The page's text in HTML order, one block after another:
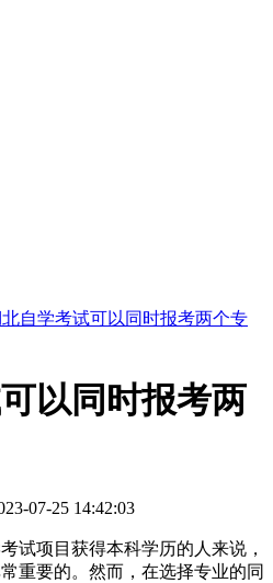
自学考试可以同时报考两个专
以同时报考两
07-25 14:42:03
试项目获得本科学历的人来说，
重要的。然而，在选择专业的同